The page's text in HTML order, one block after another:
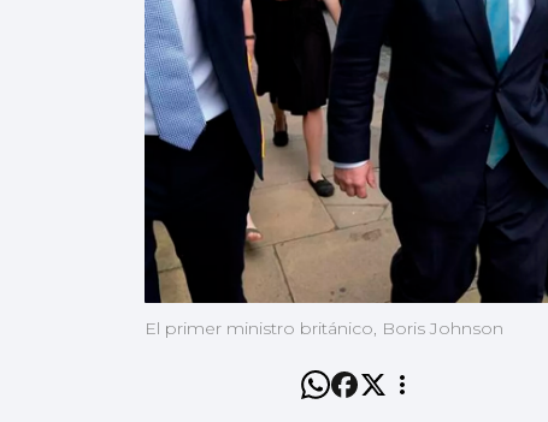
El primer ministro británico, Boris Johnson